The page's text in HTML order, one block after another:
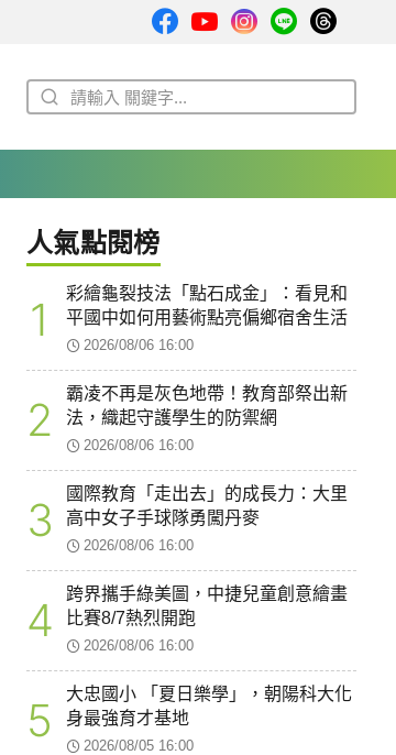
人氣點閱榜
1
彩繪龜裂技法「點石成金」：看見和
平國中如何用藝術點亮偏鄉宿舍生活
2026/08/06 16:00
2
霸凌不再是灰色地帶！教育部祭出新
法，織起守護學生的防禦網
2026/08/06 16:00
3
國際教育「走出去」的成長力：大里
高中女子手球隊勇闖丹麥
2026/08/06 16:00
4
跨界攜手綠美圖，中捷兒童創意繪畫
比賽8/7熱烈開跑
2026/08/06 16:00
5
大忠國小 「夏日樂學」，朝陽科大化
身最強育才基地
2026/08/05 16:00